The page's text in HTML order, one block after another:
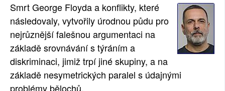
PŘÍSPĚVKY NA PROVOZ
SOCIÁLNÍ SÍTĚ
RUBRIKY
PLNÁ VERZE STRÁNEK
Smrt George Floyda a konflikty, které
následovaly, vytvořily úrodnou půdu pro
nejrůznější falešnou argumentaci na
základě srovnávání s týráním a
diskriminaci, jimiž trpí jiné skupiny, a na
základě nesymetrických paralel s údajnými
problémy bělochů.